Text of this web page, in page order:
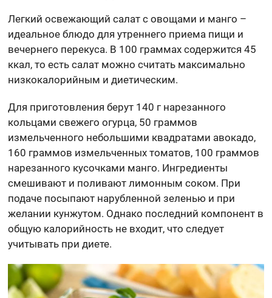
Легкий освежающий салат с овощами и манго –
идеальное блюдо для утреннего приема пищи и
вечернего перекуса. В 100 граммах содержится 45
ккал, то есть салат можно считать максимально
низкокалорийным и диетическим.
Для приготовления берут 140 г нарезанного
кольцами свежего огурца, 50 граммов
измельченного небольшими квадратами авокадо,
160 граммов измельченных томатов, 100 граммов
нарезанного кусочками манго. Ингредиенты
смешивают и поливают лимонным соком. При
подаче посыпают нарубленной зеленью и при
желании кунжутом. Однако последний компонент в
общую калорийность не входит, что следует
учитывать при диете.